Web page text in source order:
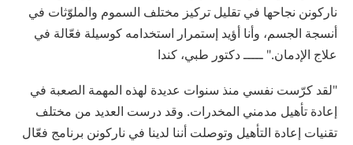
ناركونن نجاحها في تقليل تركيز مختلف السموم والملوّثات في
أنسجة الجسم، وأنا أؤيد إستمرار استخدامه كوسيلة فعّالة في
علاج الإدمان." ـــــ دكتور طبي، كندا
"لقد كرّست نفسي منذ سنوات عديدة لهذه المهمة الصعبة في
إعادة تأهيل مدمني المخدرات. وقد درست العديد من مختلف
تقنيات إعادة التأهيل وتوصلت أننا لدينا في ناركونن برنامج فعّال